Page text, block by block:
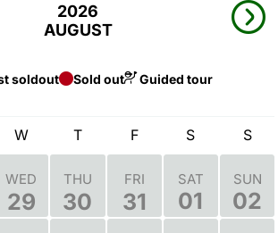
2026
AUGUST
soldout Sold out
Guided tour
W T F S S
WED
29
THU
30
FRI
31
SAT
01
SUN
02